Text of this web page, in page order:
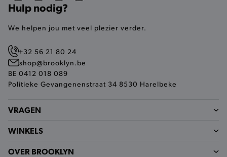
Hulp nodig?
We helpen jou met veel plezier verder.
+32 56 21 80 24
shop@brooklyn.be
BE 0412 018 089
Politieke Gevangenenstraat 34 8530 Harelbeke
VRAGEN
WINKELS
OVER BROOKLYN
pickupAddress
product-out-of-stock-modal .brooklyn.be